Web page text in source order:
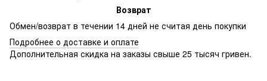
Возврат
Обмен/возврат в течении 14 дней не считая день покупки
Подробнее о доставке и оплате
Дополнительная скидка на заказы свыше 25 тысяч гривен.